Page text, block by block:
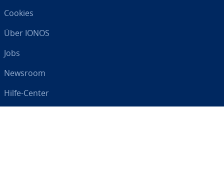
Cookies
Über IONOS
Jobs
Newsroom
Hilfe-Center